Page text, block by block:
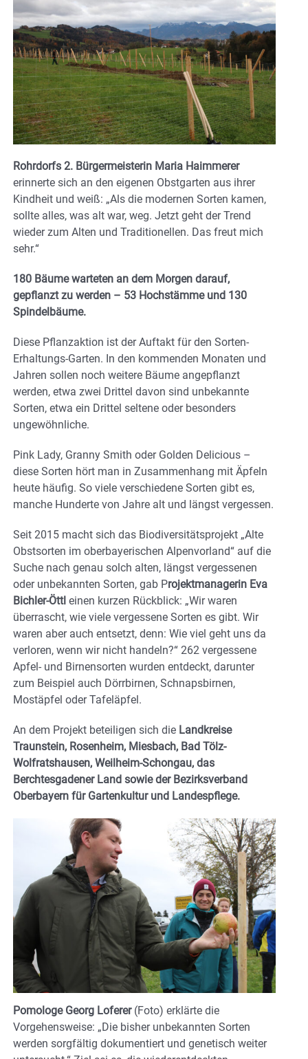
Rohrdorfs 2. Bürgermeisterin Maria Haimmerer
erinnerte sich an den eigenen Obstgarten aus ihrer
Kindheit und weiß: „Als die modernen Sorten kamen,
sollte alles, was alt war, weg. Jetzt geht der Trend
wieder zum Alten und Traditionellen. Das freut mich
sehr.“
180 Bäume warteten an dem Morgen darauf,
gepflanzt zu werden – 53 Hochstämme und 130
Spindelbäume.
Diese Pflanzaktion ist der Auftakt für den Sorten-
Erhaltungs-Garten. In den kommenden Monaten und
Jahren sollen noch weitere Bäume angepflanzt
werden, etwa zwei Drittel davon sind unbekannte
Sorten, etwa ein Drittel seltene oder besonders
ungewöhnliche.
Pink Lady, Granny Smith oder Golden Delicious –
diese Sorten hört man in Zusammenhang mit Äpfeln
heute häufig. So viele verschiedene Sorten gibt es,
manche Hunderte von Jahre alt und längst vergessen.
Seit 2015 macht sich das Biodiversitätsprojekt „Alte
Obstsorten im oberbayerischen Alpenvorland“ auf die
Suche nach genau solch alten, längst vergessenen
oder unbekannten Sorten, gab Projektmanagerin Eva
Bichler-Öttl einen kurzen Rückblick: „Wir waren
überrascht, wie viele vergessene Sorten es gibt. Wir
waren aber auch entsetzt, denn: Wie viel geht uns da
verloren, wenn wir nicht handeln?“ 262 vergessene
Apfel- und Birnensorten wurden entdeckt, darunter
zum Beispiel auch Dörrbirnen, Schnapsbirnen,
Mostäpfel oder Tafeläpfel.
An dem Projekt beteiligen sich die Landkreise
Traunstein, Rosenheim, Miesbach, Bad Tölz-
Wolfratshausen, Weilheim-Schongau, das
Berchtesgadener Land sowie der Bezirksverband
Oberbayern für Gartenkultur und Landespflege.
Pomologe Georg Loferer(Foto) erklärte die
Vorgehensweise: „Die bisher unbekannten Sorten
werden sorgfältig dokumentiert und genetisch weiter